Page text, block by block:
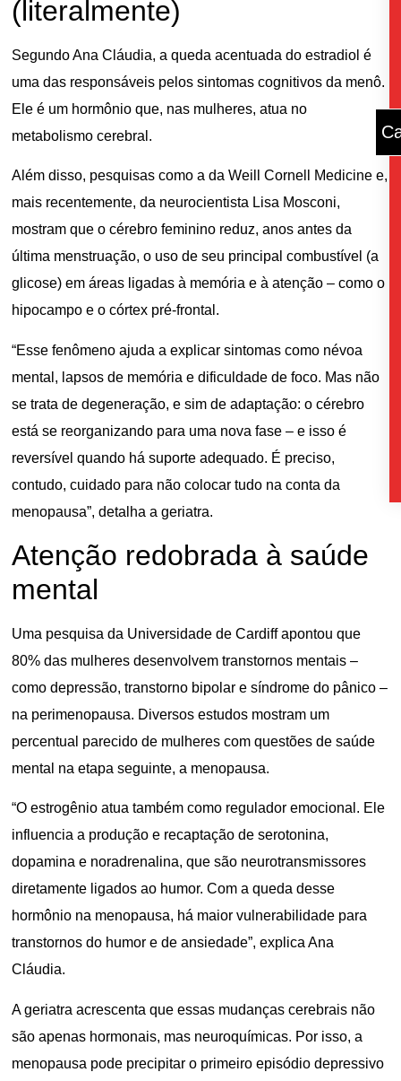
(literalmente)
Segundo Ana Cláudia, a queda acentuada do estradiol é
uma das responsáveis pelos sintomas cognitivos da menô.
Ele é um hormônio que, nas mulheres, atua no
metabolismo cerebral.
Além disso, pesquisas como a da Weill Cornell Medicine e,
mais recentemente, da neurocientista Lisa Mosconi,
mostram que o cérebro feminino reduz, anos antes da
última menstruação, o uso de seu principal combustível (a
glicose) em áreas ligadas à memória e à atenção – como o
hipocampo e o córtex pré-frontal.
“Esse fenômeno ajuda a explicar sintomas como névoa
mental, lapsos de memória e dificuldade de foco. Mas não
se trata de degeneração, e sim de adaptação: o cérebro
está se reorganizando para uma nova fase – e isso é
reversível quando há suporte adequado. É preciso,
contudo, cuidado para não colocar tudo na conta da
menopausa”, detalha a geriatra.
Atenção redobrada à saúde
mental
Uma pesquisa da Universidade de Cardiff apontou que
80% das mulheres desenvolvem transtornos mentais –
como depressão, transtorno bipolar e síndrome do pânico –
na perimenopausa. Diversos estudos mostram um
percentual parecido de mulheres com questões de saúde
mental na etapa seguinte, a menopausa.
“O estrogênio atua também como regulador emocional. Ele
influencia a produção e recaptação de serotonina,
dopamina e noradrenalina, que são neurotransmissores
diretamente ligados ao humor. Com a queda desse
hormônio na menopausa, há maior vulnerabilidade para
transtornos do humor e de ansiedade”, explica Ana
Cláudia.
A geriatra acrescenta que essas mudanças cerebrais não
são apenas hormonais, mas neuroquímicas. Por isso, a
menopausa pode precipitar o primeiro episódio depressivo